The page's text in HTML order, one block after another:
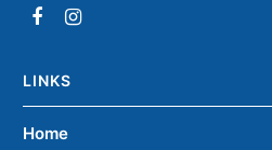
LINKS
Home